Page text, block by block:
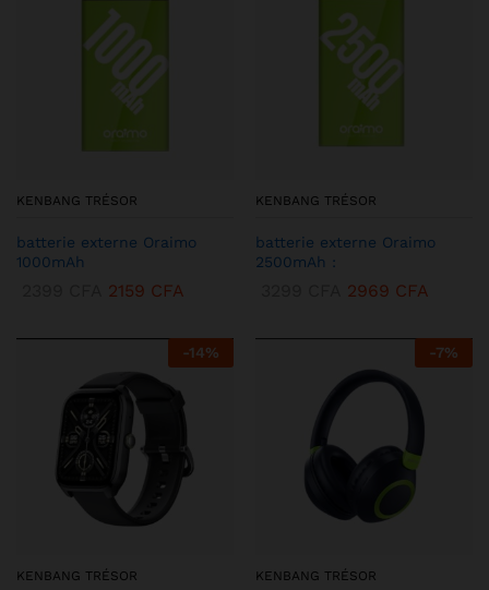
KENBANG TRÉSOR
batterie externe Oraimo
1000mAh
2159 CFA
KENBANG TRÉSOR
batterie externe Oraimo
2500mAh :
2969 CFA
-14%
KENBANG TRÉSOR
-7%
KENBANG TRÉSOR